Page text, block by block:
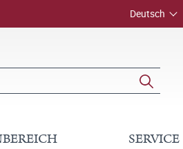
Deutsch
SERVICE